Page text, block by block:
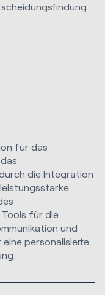
für das
die Integration
für die
und
personalisierte